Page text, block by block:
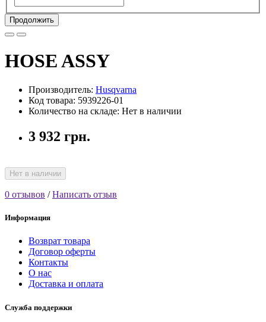
Продолжить
HOSE ASSY
Производитель: Husqvarna
Код товара: 5939226-01
Количество на складе: Нет в наличии
3 932 грн.
Нет в наличии
0 отзывов /Написать отзыв
Информация
Возврат товара
Договор оферты
Контакты
О нас
Доставка и оплата
Служба поддержки